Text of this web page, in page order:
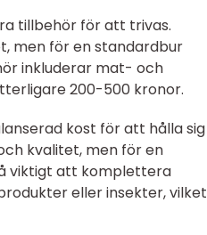
tillbehör för att trivas.
men för en standardbur
inkluderar mat- och
200-500 kronor.
kost för att hålla sig
kvalitet, men för en
viktigt att komplettera
eller insekter, vilket